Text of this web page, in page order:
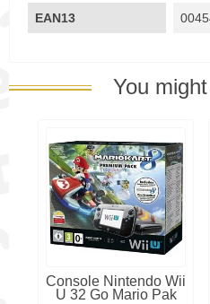
EAN13
You
Console Nintendo Wii
U 32 Go Mario Pak